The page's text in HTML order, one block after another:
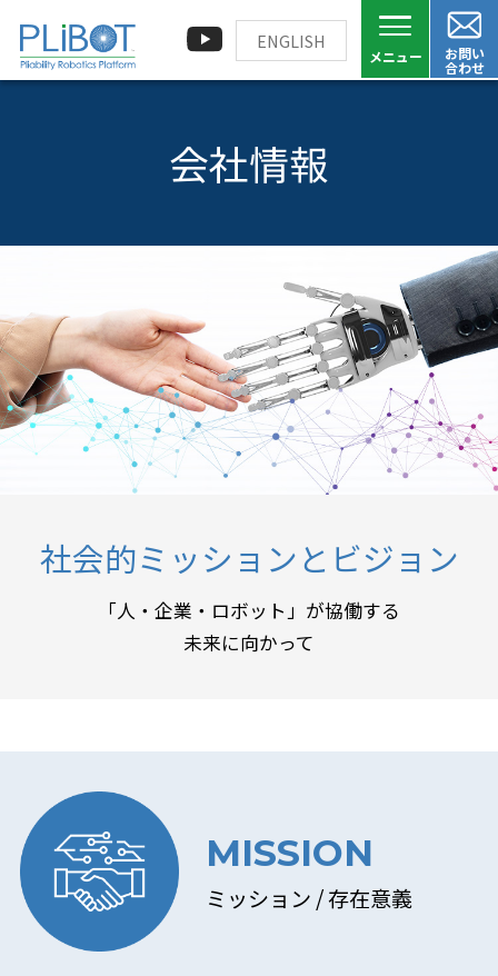
お問い
合わせ
ENGLISH
会社情報
社会的ミッションとビジョン
「人・企業・ロボット」が協働する
未来に向かって
MISSION
ミッション / 存在意義